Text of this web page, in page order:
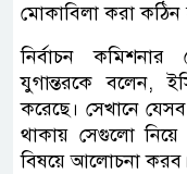
মোকাবিলা করা কঠিন
নির্বাচন
যুগান্তরকে বলেন,
করেছে। সেখানে
থাকায় সেগুলো
বিষয়ে আলোচনা করব।